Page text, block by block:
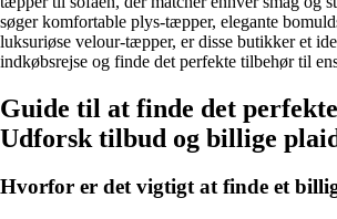
søger komfortable plys-tæpper, elegante
luksuriøse velour-tæpper, er disse butikker et
indkøbsrejse og finde det perfekte tilbehør til
Guide til at finde det
Udforsk tilbud og billige
Hvorfor er det vigtigt at finde et